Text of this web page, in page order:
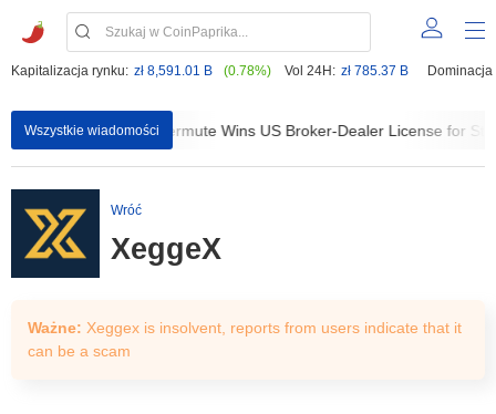
Kapitalizacja rynku: zł 8,591.01 B (0.78%) Vol 24H: zł 785.37 B Dominacja
Wszystkie wiadomości
4,000... Wintermute Wins US Broker-Dealer License for
Wróć
XeggeX
Ważne: Xeggex is insolvent, reports from users indicate that it
can be a scam